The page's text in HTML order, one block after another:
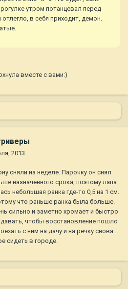
утром потанцевал перед
в себя приходит, демон.
вместе с вами:)
2013
сняли на неделе. Парочку он снял
назначенного срока, поэтому лапа
небольшая ранка где-то 0,5 на 1 см.
что раньше ранка была больше.
сильно и заметно хромает и быстро
чтобы восстановление пошло
с ним на дачу и на речку снова...
сидеть в городе.